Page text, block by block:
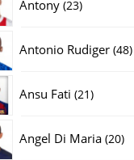
Antony 23
Antonio Rudiger 4848
Ansu Fati 2121
Angel Di Maria 2020